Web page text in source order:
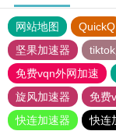
网站地图 QuickQ
坚果加速器
免费vqn外网加速
旋风加速器
免费
快连加速器
快连